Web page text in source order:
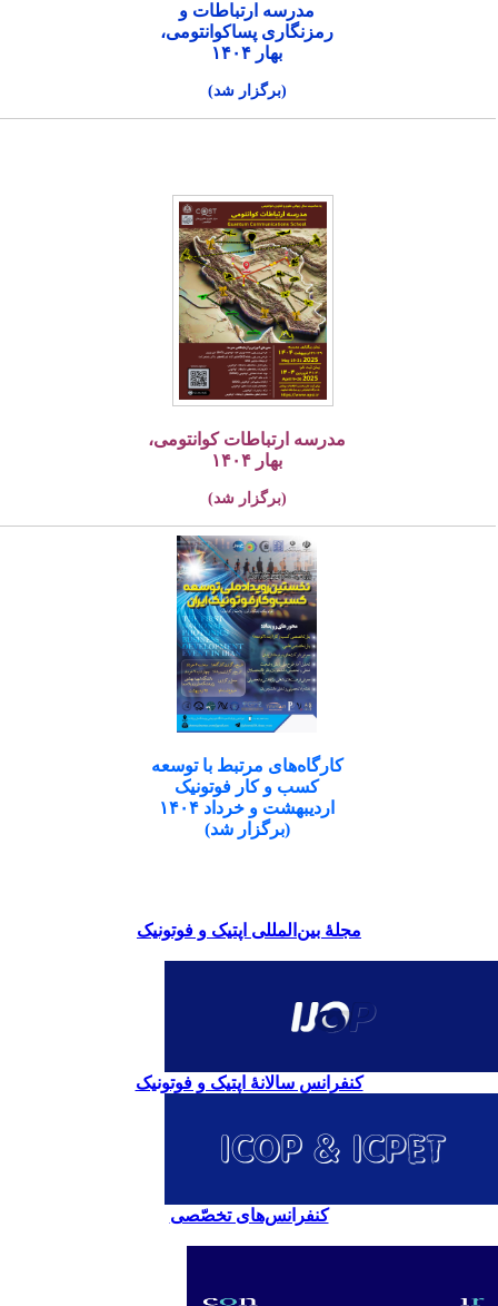
مدرسه ارتباطات و
رمزنگاری پساکوانتومی،
بهار ۱۴۰۴
(برگزار شد)
مدرسه ارتباطات کوانتومی،
بهار ۱۴۰۴
(برگزار شد)
کارگاه‌های مرتبط با توسعه
کسب و کار فوتونیک
اردیبهشت و خرداد ۱۴۰۴
(برگزار شد)
مجلۀ بین‌المللی اپتیک و فوتونیک
کنفرانس سالانۀ اپتیک و فوتونیک
کنفرانس‌های تخصّصی